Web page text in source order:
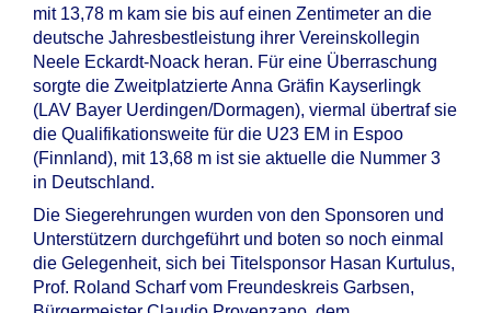
mit 13,78 m kam sie bis auf einen Zentimeter an die
deutsche Jahresbestleistung ihrer Vereinskollegin
Neele Eckardt-Noack heran. Für eine Überraschung
sorgte die Zweitplatzierte Anna Gräfin Kayserlingk
(LAV Bayer Uerdingen/Dormagen), viermal übertraf sie
die Qualifikationsweite für die U23 EM in Espoo
(Finnland), mit 13,68 m ist sie aktuelle die Nummer 3
in Deutschland.
Die Siegerehrungen wurden von den Sponsoren und
Unterstützern durchgeführt und boten so noch einmal
die Gelegenheit, sich bei Titelsponsor Hasan Kurtulus,
Prof. Roland Scharf vom Freundeskreis Garbsen,